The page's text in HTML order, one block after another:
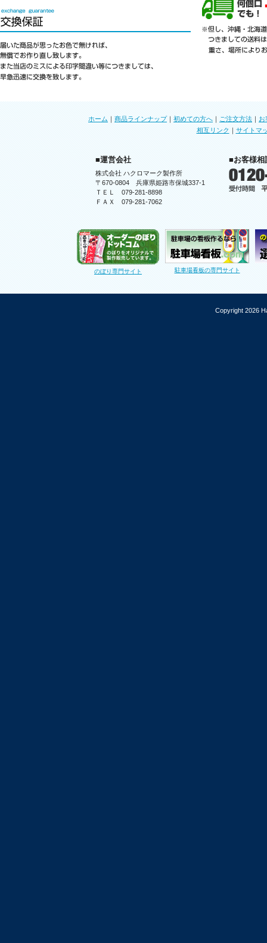
ホーム ｜ 商品ラインナップ｜ 初めての方へ ｜ ご注文方法 ｜ お
相互リンク ｜ サイトマ
■運営会社
株式会社 ハクロマーク製作所
〒670-0804 兵庫県姫路市保城337-1
ＴＥＬ 079-281-8898
ＦＡＸ 079-281-7062
■お客様相
のぼり専門サイト 駐車場看板の専門サイト
Copyright 2026